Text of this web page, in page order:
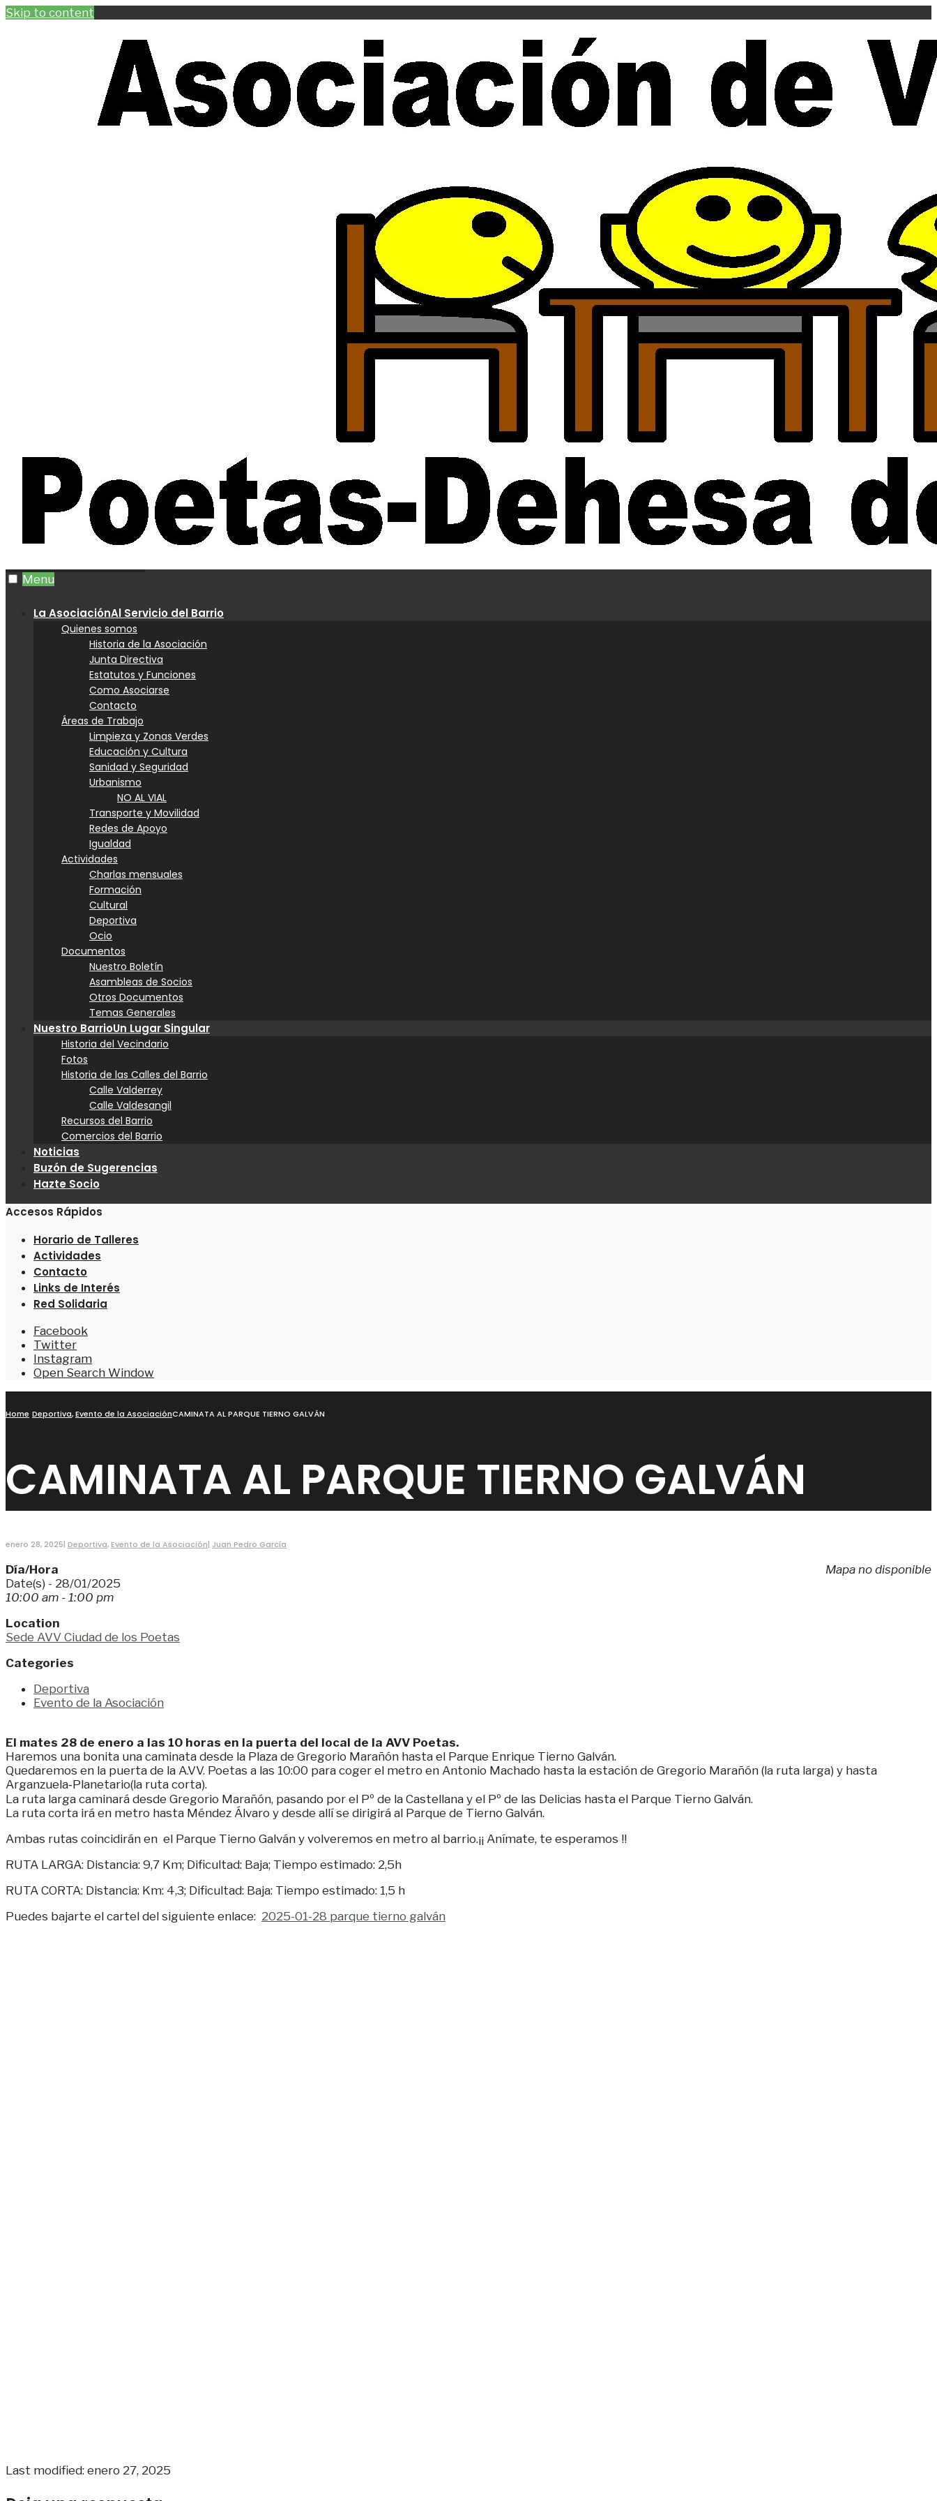
Skip to content
Menu
La AsociaciónAl Servicio del Barrio
Quienes somos
Historia de la Asociación
Junta Directiva
Estatutos y Funciones
Como Asociarse
Contacto
Áreas de Trabajo
Limpieza y Zonas Verdes
Educación y Cultura
Sanidad y Seguridad
Urbanismo
NO AL VIAL
Transporte y Movilidad
Redes de Apoyo
Igualdad
Actividades
Charlas mensuales
Formación
Cultural
Deportiva
Ocio
Documentos
Nuestro Boletín
Asambleas de Socios
Otros Documentos
Temas Generales
Nuestro BarrioUn Lugar Singular
Historia del Vecindario
Fotos
Historia de las Calles del Barrio
Calle Valderrey
Calle Valdesangil
Recursos del Barrio
Comercios del Barrio
Noticias
Buzón de Sugerencias
Hazte Socio
Accesos Rápidos
Horario de Talleres
Actividades
Contacto
Links de Interés
Red Solidaria
Facebook
Twitter
Instagram
Open Search Window
Home Deportiva,Evento de la AsociaciónCAMINATA AL PARQUE TIERNO GALVÁN
CAMINATA AL PARQUE TIERNO GALVÁN
enero 28, 2025| Deportiva, Evento de la Asociación| Juan Pedro García
Mapa no disponible
Día/Hora
Date(s) - 28/01/2025
10:00 am - 1:00 pm
Location
Sede AVV Ciudad de los Poetas
Categories
Deportiva
Evento de la Asociación
El mates 28 de enero a las 10 horas en la puerta del local de la AVV Poetas.
Haremos una bonita una caminata desde la Plaza de Gregorio Marañón hasta el Parque Enrique Tierno Galván.
Quedaremos en la puerta de la A.VV. Poetas a las 10:00 para coger el metro en Antonio Machado hasta la estación de Gregorio Marañón (la ruta larga) y hasta
Arganzuela‐Planetario(la ruta corta).
La ruta larga caminará desde Gregorio Marañón, pasando por el Pº de la Castellana y el Pº de las Delicias hasta el Parque Tierno Galván.
La ruta corta irá en metro hasta Méndez Álvaro y desde allí se dirigirá al Parque de Tierno Galván.
Ambas rutas coincidirán en el Parque Tierno Galván y volveremos en metro al barrio.¡¡ Anímate, te esperamos !!
RUTA LARGA: Distancia: 9,7 Km; Dificultad: Baja; Tiempo estimado: 2,5h
RUTA CORTA: Distancia: Km: 4,3; Dificultad: Baja: Tiempo estimado: 1,5 h
Puedes bajarte el cartel del siguiente enlace: 2025-01-28 parque tierno galván
Last modified: enero 27, 2025